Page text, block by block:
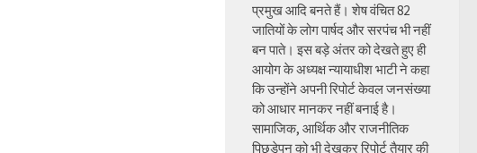
प्रमुख आदि बनते हैं। शेष वंचित 82
जातियों के लोग पार्षद और सरपंच भी नहीं
बन पाते। इस बड़े अंतर को देखते हुए ही
आयोग के अध्यक्ष न्यायाधीश भाटी ने कहा
कि उन्होंने अपनी रिपोर्ट केवल जनसंख्या
को आधार मानकर नहीं बनाई है।
सामाजिक, आर्थिक और राजनीतिक
पिछड़ेपन को भी देखकर रिपोर्ट तैयार की